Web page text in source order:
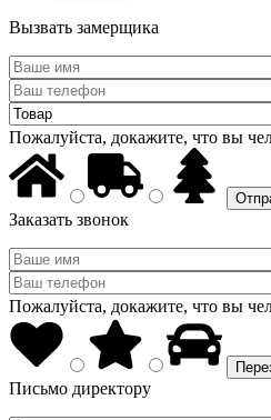
Вызвать замерщика
Пожалуйста, докажите, что вы
Заказать звонок
Пожалуйста, докажите, что вы
Письмо директору